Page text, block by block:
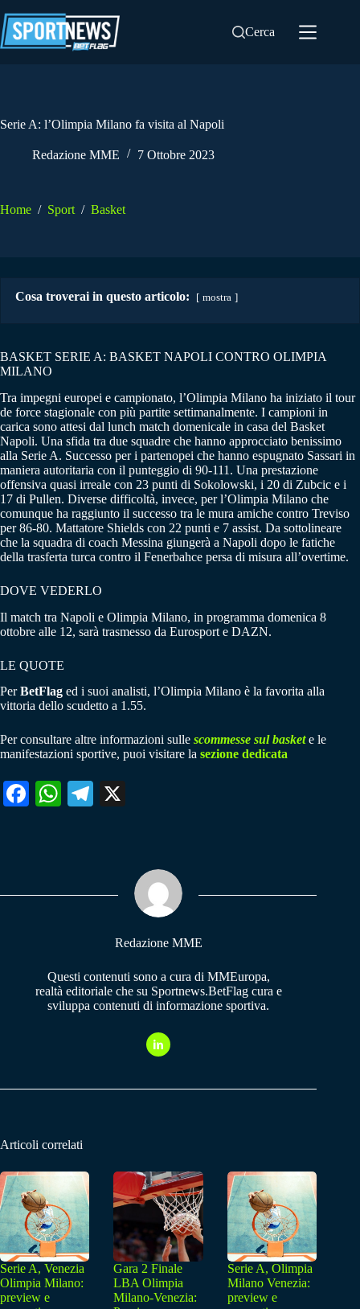
al
contenuto
Cerca
Serie A: l’Olimpia Milano fa visita al Napoli
Redazione MME 7 Ottobre 2023
Home / Sport / Basket
Cosa troverai in questo articolo: mostra
BASKET SERIE A: BASKET NAPOLI CONTRO OLIMPIA
MILANO
Tra impegni europei e campionato, l’Olimpia Milano ha iniziato il tour
de force stagionale con più partite settimanalmente. I campioni in
carica sono attesi dal lunch match domenicale in casa del Basket
Napoli. Una sfida tra due squadre che hanno approcciato benissimo
alla Serie A. Successo per i partenopei che hanno espugnato Sassari in
maniera autoritaria con il punteggio di 90-111. Una prestazione
offensiva quasi irreale con 23 punti di Sokolowski, i 20 di Zubcic e i
17 di Pullen. Diverse difficoltà, invece, per l’Olimpia Milano che
comunque ha raggiunto il successo tra le mura amiche contro Treviso
per 86-80. Mattatore Shields con 22 punti e 7 assist. Da sottolineare
che la squadra di coach Messina giungerà a Napoli dopo le fatiche
della trasferta turca contro il Fenerbahce persa di misura all’overtime.
DOVE VEDERLO
Il match tra Napoli e Olimpia Milano, in programma domenica 8
ottobre alle 12, sarà trasmesso da Eurosport e DAZN.
LE QUOTE
PerBetFlag ed i suoi analisti, l’Olimpia Milano è la favorita alla
vittoria dello scudetto a 1.55.
Per consultare altre informazioni sulle scommesse sul baskete le
manifestazioni sportive, puoi visitare la sezione dedicata
Fa W
pp
Te
m
Redazione MME
Questi contenuti sono a cura di MMEuropa,
realtà editoriale che su Sportnews.BetFlag cura e
sviluppa contenuti di informazione sportiva.
Articoli correlati
Serie A, Venezia
Olimpia Milano:
preview e
Gara 2 Finale
LBA Olimpia
Milano-Venezia:
Serie A, Olimpia
Milano Venezia:
preview e